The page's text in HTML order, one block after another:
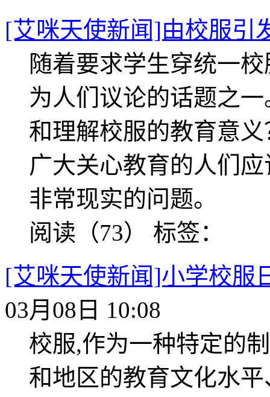
[艾咪天使新闻]由校服引
随着要求学生穿统一
为人们议论的话题之
和理解校服的教育意
广大关心教育的人们
非常现实的问题。
阅读（73） 标签：
[艾咪天使新闻]小学校服
03月08日 10:08
校服,作为一种特定的
和地区的教育文化水